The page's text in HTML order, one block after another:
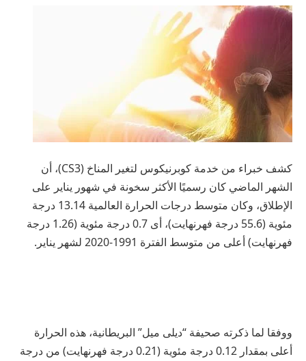
كشف خبراء من خدمة كوبرنيكوس لتغير المناخ (CS3)، أن
الشهر الماضي كان رسميًا الأكثر سخونة في شهور يناير على
الإطلاق، وكان متوسط درجات الحرارة العالمية 13.14 درجة
مئوية (55.6 درجة فهرنهايت)، أى 0.7 درجة مئوية (1.26 درجة
فهرنهايت) أعلى من متوسط الفترة 1991-2020 لشهر يناير.
ووفقا لما ذكرته صحيفة “ديلى ميل” البريطانية، هذه الحرارة
أعلى بمقدار 0.12 درجة مئوية (0.21 درجة فهرنهايت) من درجة